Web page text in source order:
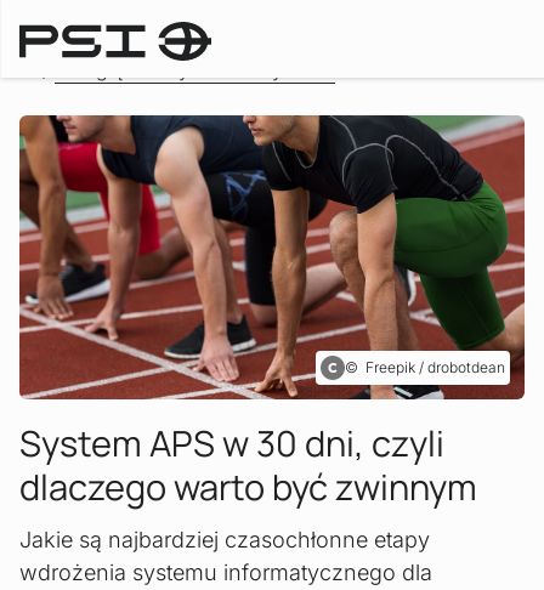
Freepik / drobotdean
:
System APS w 30 dni, czyli
dlaczego warto być zwinnym
Jakie są najbardziej czasochłonne etapy
wdrożenia systemu informatycznego dla